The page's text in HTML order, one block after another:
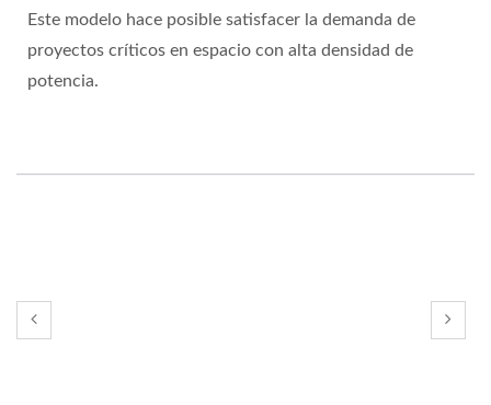
Este modelo hace posible satisfacer la demanda de
proyectos críticos en espacio con alta densidad de
potencia.